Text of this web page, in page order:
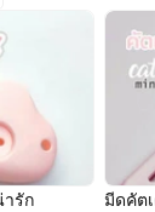
รัก
มีดคัต